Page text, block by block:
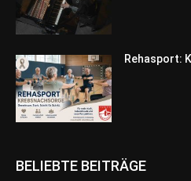
Rehasport:
BELIEBTE BEITRÄGE